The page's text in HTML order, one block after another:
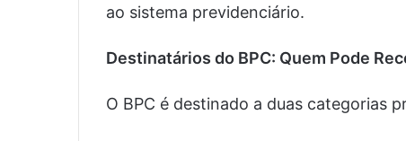
ao sistema previdenciário.
Destinatários do BPC: Quem Pode
O BPC é destinado a duas categorias